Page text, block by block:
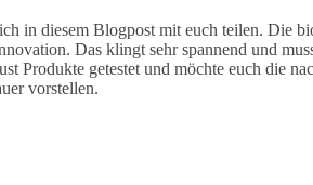
in diesem Blogpost mit euch teilen. Die
Das klingt sehr spannend und
Produkte getestet und möchte euch die
vorstellen.